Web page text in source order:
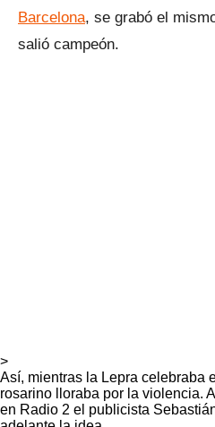
Barcelona, se grabó el
salió campeón.
>
Así, mientras la Lepra celebraba
rosarino lloraba por la violencia.
en Radio 2 el publicista